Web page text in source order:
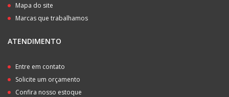
Mapa do site
Marcas que trabalhamos
ATENDIMENTO
Entre em contato
Solicite um orçamento
Confira nosso estoque